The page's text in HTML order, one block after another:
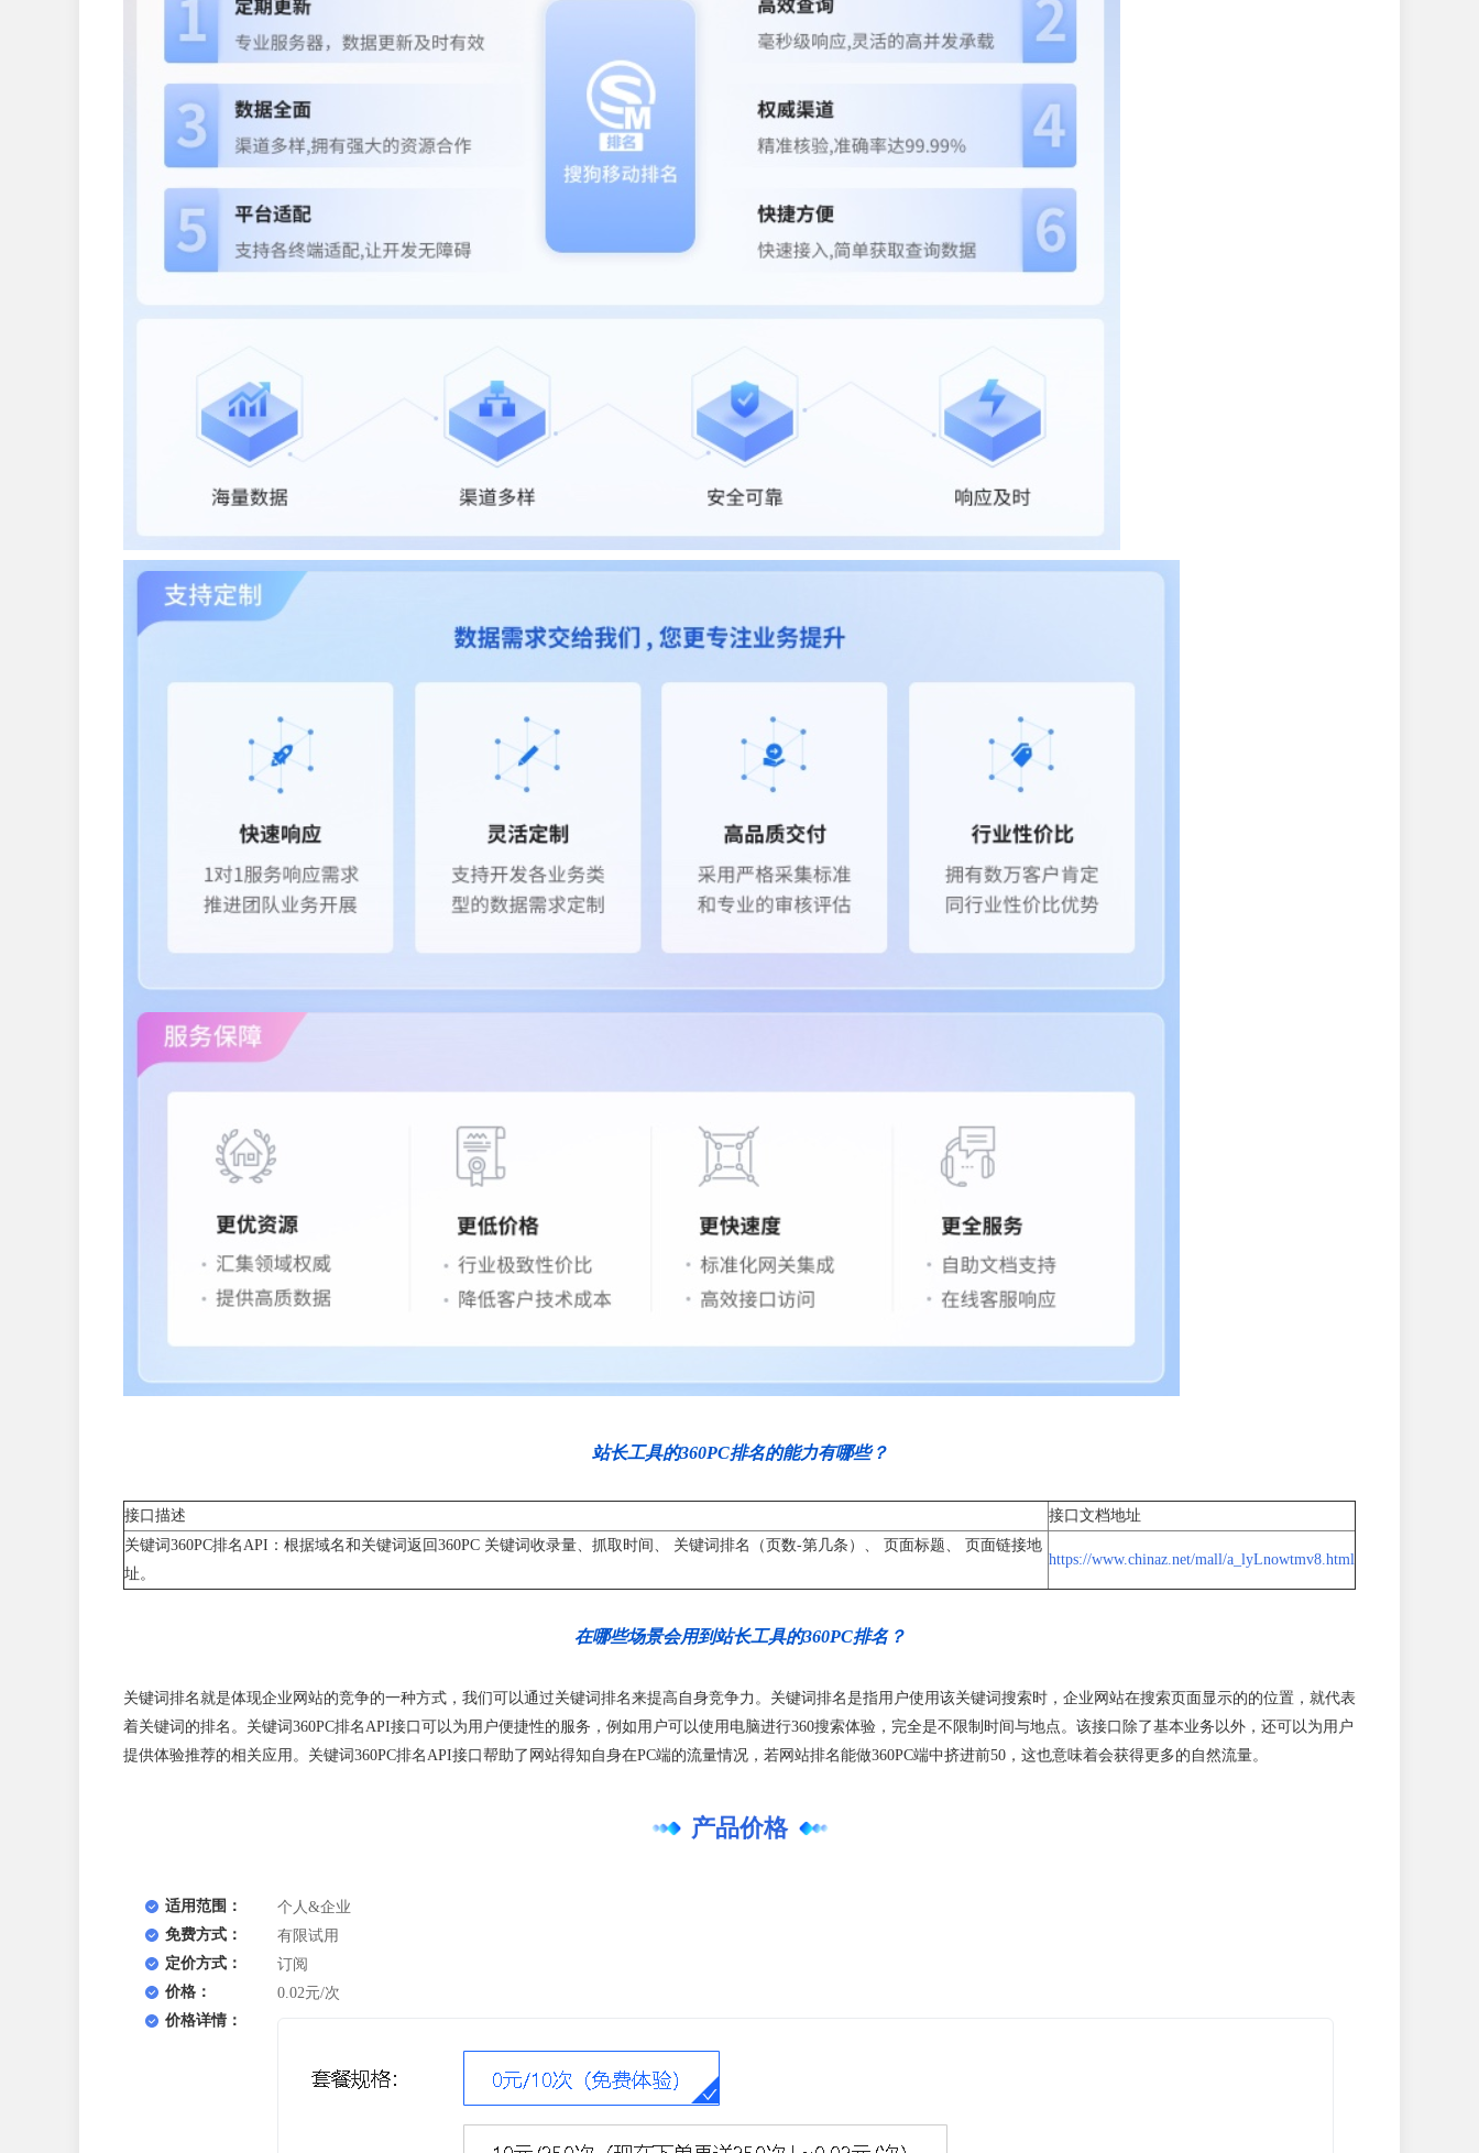
站长工具的360PC排名的能力有哪些？
接口描述
接口文档地址
关键词360PC排名API：根据域名和关键词返回360PC 关键词收录量、抓取时间、 关键词排名（页数-第几条）、 页面标题、 页面链接地
址。
https://www.chinaz.net/mall/a_lyLnowtmv8.html
在哪些场景会用到站长工具的360PC排名？
关键词排名就是体现企业网站的竞争的一种方式，我们可以通过关键词排名来提高自身竞争力。关键词排名是指用户使用该关键词搜索时，企业网站在搜索页面显示的的位置，就代表
着关键词的排名。关键词360PC排名API接口可以为用户便捷性的服务，例如用户可以使用电脑进行360搜索体验，完全是不限制时间与地点。该接口除了基本业务以外，还可以为用户
提供体验推荐的相关应用。关键词360PC排名API接口帮助了网站得知自身在PC端的流量情况，若网站排名能做360PC端中挤进前50，这也意味着会获得更多的自然流量。
产品价格
适用范围：
个人&企业
免费方式：
有限试用
定价方式：
订阅
价格：
0.02元/次
价格详情：